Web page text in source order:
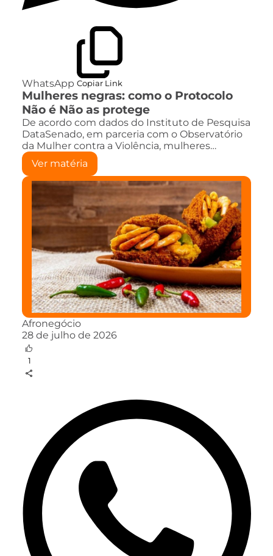
WhatsApp Copiar Link
Mulheres negras: como o Protocolo
Não é Não as protege
De acordo com dados do Instituto de Pesquisa
DataSenado, em parceria com o Observatório
da Mulher contra a Violência, mulheres…
Ver matéria
Afronegócio
28 de julho de 2026
1